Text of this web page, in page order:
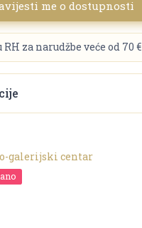
me o dostupnosti
za narudžbe veće od 70 €
galerijski centar